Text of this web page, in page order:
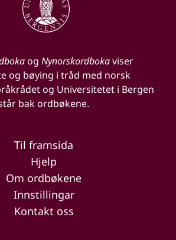
og Nynorskordbokaviser
og bøying i tråd med norsk
og Universitetet i Bergen
bak ordbøkene.
Til framsida
Hjelp
Om ordbøkene
Innstillingar
Kontakt oss